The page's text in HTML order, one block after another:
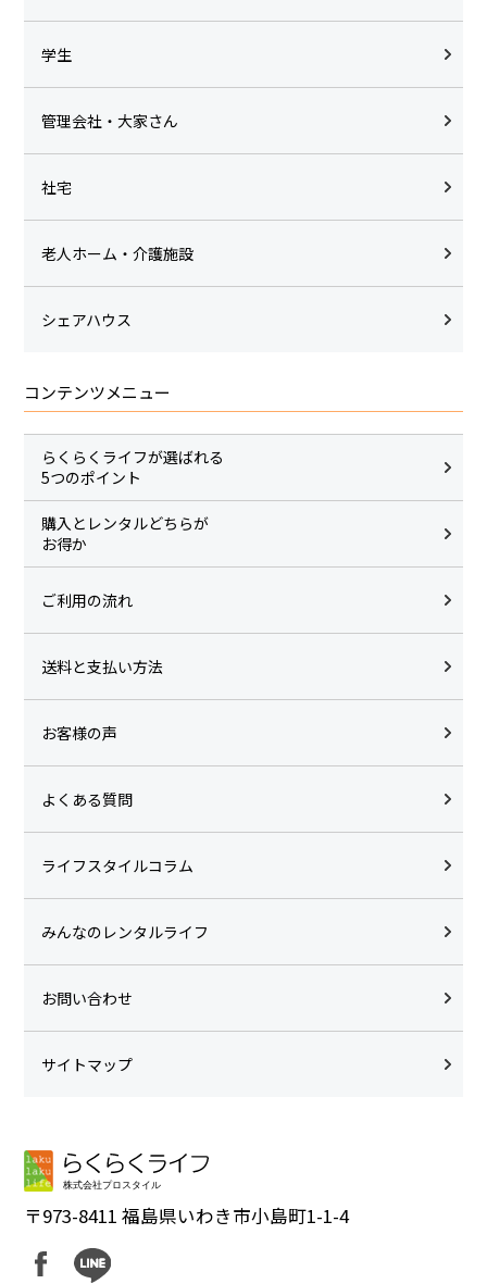
学生
管理会社・大家さん
社宅
老人ホーム・介護施設
シェアハウス
コンテンツメニュー
らくらくライフが選ばれる
5つのポイント
購入とレンタルどちらが
お得か
ご利用の流れ
送料と支払い方法
お客様の声
よくある質問
ライフスタイルコラム
みんなのレンタルライフ
お問い合わせ
サイトマップ
〒973-8411 福島県いわき市小島町1-1-4